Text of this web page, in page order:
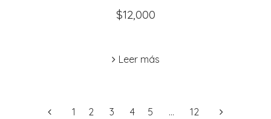
$12,000
Leer más
1 2 3 4 5 … 12